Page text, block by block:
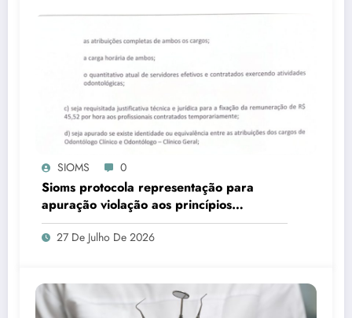
SIOMS 0
Sioms protocola representação para
apuração violação aos princípios
constitucionais da Administração Pública,
em Ladário
27 De Julho De 2026